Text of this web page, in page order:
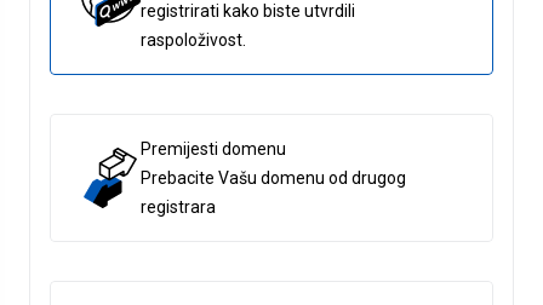
registrirati kako biste utvrdili
raspoloživost.
Premijesti domenu
Prebacite Vašu domenu od drugog
registrara